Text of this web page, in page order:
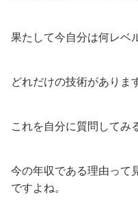
果たして今自分は何レベ
どれだけの技術がありま
これを自分に質問してみ
今の年収である理由って
ですよね。